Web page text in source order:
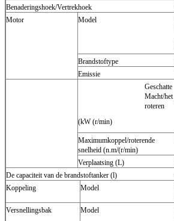
Benaderingshoek/Vertrekhoek
Motor
Model
Brandstoftype
Emissie
Geschatte
Macht/het
roteren
(kW (r/min)
Maximumkoppel/roterende
snelheid (n.m/(r/min)
Verplaatsing (L)
De capaciteit van de brandstoftanker (l)
Koppeling
Model
Versnellingsbak
Model